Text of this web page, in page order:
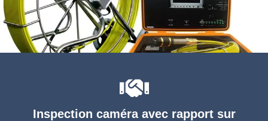
Inspection caméra avec rapport sur